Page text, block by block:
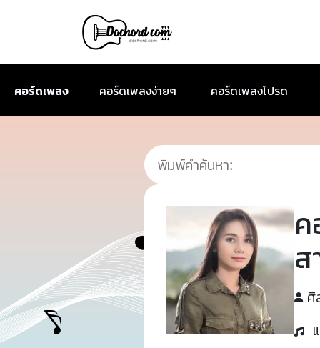
คอร์ดเพลง คอร์ดเพลงง่ายๆ คอร์ดเพลงโปรด
ส
ศิ